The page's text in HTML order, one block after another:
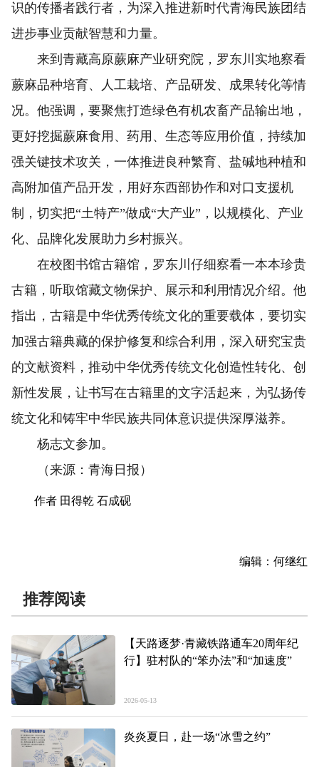
识的传播者践行者，为深入推进新时代青海民族团结
进步事业贡献智慧和力量。
来到青藏高原蕨麻产业研究院，罗东川实地察看
蕨麻品种培育、人工栽培、产品研发、成果转化等情
况。他强调，要聚焦打造绿色有机农畜产品输出地，
更好挖掘蕨麻食用、药用、生态等应用价值，持续加
强关键技术攻关，一体推进良种繁育、盐碱地种植和
高附加值产品开发，用好东西部协作和对口支援机
制，切实把“土特产”做成“大产业”，以规模化、产业
化、品牌化发展助力乡村振兴。
在校图书馆古籍馆，罗东川仔细察看一本本珍贵
古籍，听取馆藏文物保护、展示和利用情况介绍。他
指出，古籍是中华优秀传统文化的重要载体，要切实
加强古籍典藏的保护修复和综合利用，深入研究宝贵
的文献资料，推动中华优秀传统文化创造性转化、创
新性发展，让书写在古籍里的文字活起来，为弘扬传
统文化和铸牢中华民族共同体意识提供深厚滋养。
杨志文参加。
（来源：青海日报）
作者 田得乾 石成砚
编辑：何继红
推荐阅读
【天路逐梦·青藏铁路通车20周年纪
行】驻村队的“笨办法”和“加速度”
2026-05-13
炎炎夏日，赴一场“冰雪之约”